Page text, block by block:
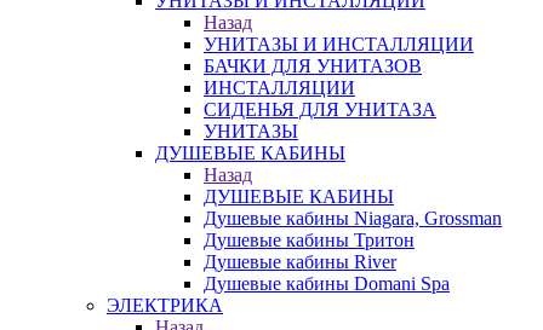
Назад
УНИТАЗЫ И ИНСТАЛЛЯЦИИ
БАЧКИ ДЛЯ УНИТАЗОВ
ИНСТАЛЛЯЦИИ
СИДЕНЬЯ ДЛЯ УНИТАЗА
УНИТАЗЫ
ДУШЕВЫЕ КАБИНЫ
Назад
ДУШЕВЫЕ КАБИНЫ
Душевые кабины Niagara, Grossman
Душевые кабины Тритон
Душевые кабины River
Душевые кабины Domani Spa
ЭЛЕКТРИКА